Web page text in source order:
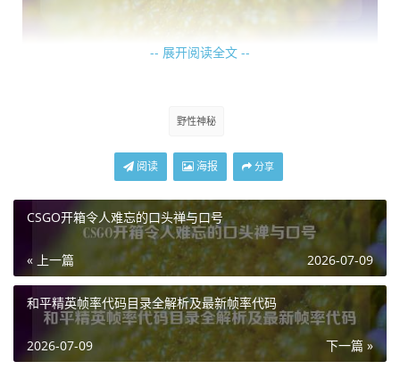
中，狼人或许就是那个主动站出来承担先锋职责的角色，他
线，这种自信不仅源于他自身强大的实力,更来自于内心深处
“我的爪子，早已饥渴难耐！”形象地描绘出狼人那锋利无比
的爪子，如同迫不及待想要撕裂敌人的利器，这句台词让玩
家能够真切地感受到狼人在战斗时的凶狠与残暴，爪子作为
狼人的标志性武器，在这句台词中被赋予了鲜活的生命力，
仿佛它们在黑暗中闪烁着寒光,等待着给予敌人致命一击。
“他们心跳的声音，在召唤我！”体现了狼人独特的感知能
-- 展开阅读全文 --
野性神秘
阅读 海报 分享
CSGO开箱令人难忘的口头禅与口号
« 上一篇 2026-07-09
和平精英帧率代码目录全解析及最新帧率代码
下一篇 »
2026-07-09